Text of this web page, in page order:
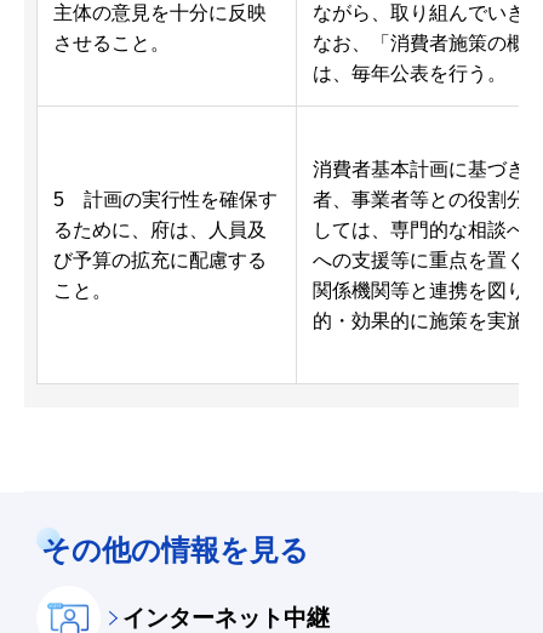
主体の意見を十分に反映
させること。
ながら、取り組んでいき
なお、「消費者施策の概
は、毎年公表を行う。
5 計画の実行性を確保す
るために、府は、人員及
び予算の拡充に配慮する
こと。
消費者基本計画に基づき
者、事業者等との役割分
しては、専門的な相談へ
への支援等に重点を置く
関係機関等と連携を図り
的・効果的に施策を実施
その他の情報を見る
インターネット中継